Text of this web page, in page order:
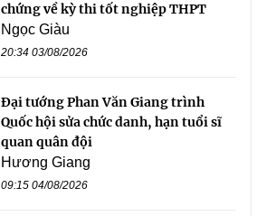
chứng về kỳ thi tốt nghiệp THPT
Ngọc Giàu
20:34 03/08/2026
Đại tướng Phan Văn Giang trình
Quốc hội sửa chức danh, hạn tuổi sĩ
quan quân đội
Hương Giang
09:15 04/08/2026